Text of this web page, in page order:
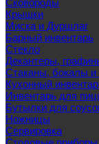
Сковороды
Крышки
Миска и Дуршлаг
Барный инвентарь
Стекло
Декантеры,
Стаканы, бокалы
Кухонный
Инвентарь для
Бутылки для
Ножницы
Сервировка